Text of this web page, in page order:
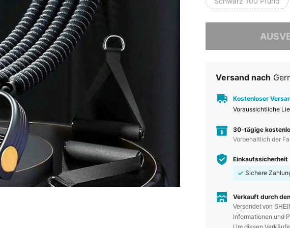
Versand nach
Kostenloser
Voraussichtliche
30-tägige
Vorbehaltlich der
Einkaufssicherheit
Sichere
Verkauft durch
Versendet von
Informationen und